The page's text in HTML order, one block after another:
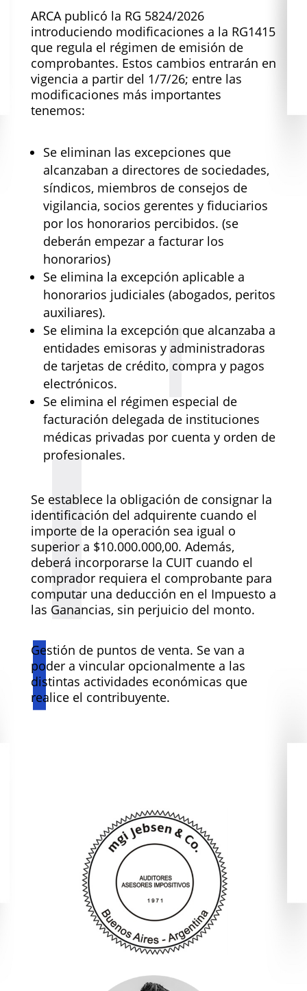
ARCA publicó la RG 5824/2026
introduciendo modificaciones a la RG1415
que regula el régimen de emisión de
comprobantes. Estos cambios entrarán en
vigencia a partir del 1/7/26; entre las
modificaciones más importantes
tenemos:
Se eliminan las excepciones que
alcanzaban a directores de sociedades,
síndicos, miembros de consejos de
vigilancia, socios gerentes y fiduciarios
por los honorarios percibidos. (se
deberán empezar a facturar los
honorarios)
Se elimina la excepción aplicable a
honorarios judiciales (abogados, peritos
auxiliares).
Se elimina la excepción que alcanzaba a
entidades emisoras y administradoras
de tarjetas de crédito, compra y pagos
electrónicos.
Se elimina el régimen especial de
facturación delegada de instituciones
médicas privadas por cuenta y orden de
profesionales.
Se establece la obligación de consignar la
identificación del adquirente cuando el
importe de la operación sea igual o
superior a $10.000.000,00. Además,
deberá incorporarse la CUIT cuando el
comprador requiera el comprobante para
computar una deducción en el Impuesto a
las Ganancias, sin perjuicio del monto.
Gestión de puntos de venta. Se van a
poder a vincular opcionalmente a las
distintas actividades económicas que
realice el contribuyente.